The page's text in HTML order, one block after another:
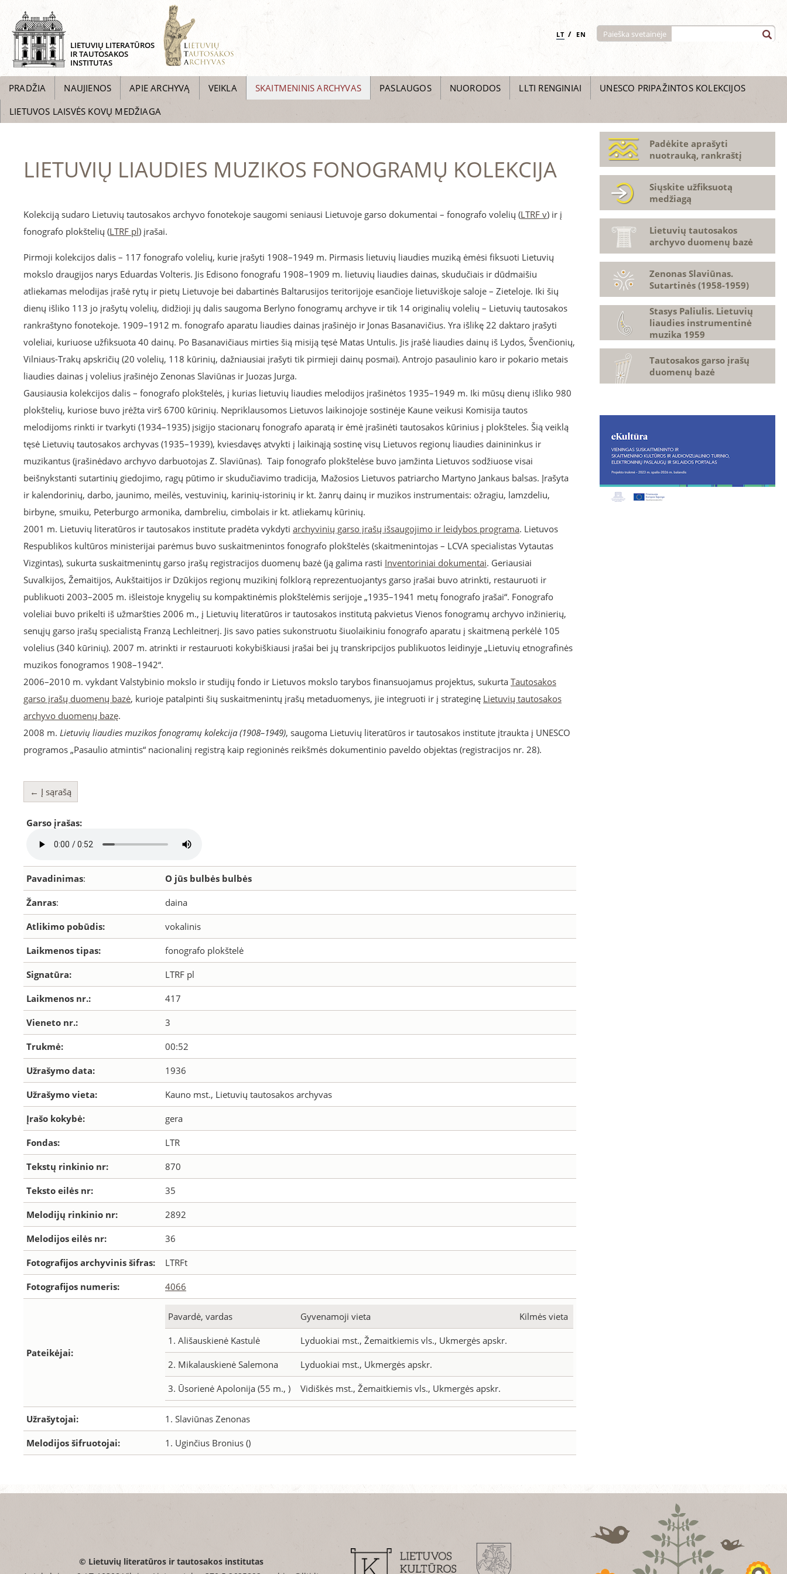
LIETUVIŲ LITERATŪROS
IR TAUTOSAKOS
INSTITUTAS
LT / EN Paieška svetainėje
PRADŽIA NAUJIENOS APIE ARCHYVĄ VEIKLA SKAITMENINIS ARCHYVAS PASLAUGOS NUORODOS LLTI RENGINIAI
UNESCO PRIPAŽINTOS KOLEKCIJOS
LIETUVOS LAISVĖS KOVŲ MEDŽIAGA
LIETUVIŲ LIAUDIES MUZIKOS FONOGRAMŲ KOLEKCIJA
Kolekciją sudaro Lietuvių tautosakos archyvo fonotekoje saugomi seniausi Lietuvoje garso dokumentai – fonografo volelių (LTRF v) ir į
fonografo plokštelių (LTRF pl) įrašai.
Pirmoji kolekcijos dalis – 117 fonografo volelių, kurie įrašyti 1908–1949 m. Pirmasis lietuvių liaudies muziką ėmėsi fiksuoti Lietuvių
mokslo draugijos narys Eduardas Volteris. Jis Edisono fonografu 1908–1909 m. lietuvių liaudies dainas, skudučiais ir dūdmaišiu
atliekamas melodijas įrašė rytų ir pietų Lietuvoje bei dabartinės Baltarusijos teritorijoje esančioje lietuviškoje saloje – Zieteloje. Iki šių
dienų išliko 113 jo įrašytų volelių, didžioji jų dalis saugoma Berlyno fonogramų archyve ir tik 14 originalių volelių – Lietuvių tautosakos
rankraštyno fonotekoje. 1909–1912 m. fonografo aparatu liaudies dainas įrašinėjo ir Jonas Basanavičius. Yra išlikę 22 daktaro įrašyti
voleliai, kuriuose užfiksuota 40 dainų. Po Basanavičiaus mirties šią misiją tęsė Matas Untulis. Jis įrašė liaudies dainų iš Lydos, Švenčionių,
Vilniaus-Trakų apskričių (20 volelių, 118 kūrinių, dažniausiai įrašyti tik pirmieji dainų posmai). Antrojo pasaulinio karo ir pokario metais
liaudies dainas į volelius įrašinėjo Zenonas Slaviūnas ir Juozas Jurga.
Gausiausia kolekcijos dalis – fonografo plokštelės, į kurias lietuvių liaudies melodijos įrašinėtos 1935–1949 m. Iki mūsų dienų išliko 980
plokštelių, kuriose buvo įrėžta virš 6700 kūrinių. Nepriklausomos Lietuvos laikinojoje sostinėje Kaune veikusi Komisija tautos
melodijoms rinkti ir tvarkyti (1934–1935) įsigijo stacionarų fonografo aparatą ir ėmė įrašinėti tautosakos kūrinius į plokšteles. Šią veiklą
tęsė Lietuvių tautosakos archyvas (1935–1939), kviesdavęs atvykti į laikinąją sostinę visų Lietuvos regionų liaudies dainininkus ir
muzikantus (įrašinėdavo archyvo darbuotojas Z. Slaviūnas). Taip fonografo plokštelėse buvo įamžinta Lietuvos sodžiuose visai
beišnykstanti sutartinių giedojimo, ragų pūtimo ir skudučiavimo tradicija, Mažosios Lietuvos patriarcho Martyno Jankaus balsas. Įrašyta
ir kalendorinių, darbo, jaunimo, meilės, vestuvinių, karinių-istorinių ir kt. žanrų dainų ir muzikos instrumentais: ožragiu, lamzdeliu,
birbyne, smuiku, Peterburgo armonika, dambreliu, cimbolais ir kt. atliekamų kūrinių.
2001 m. Lietuvių literatūros ir tautosakos institute pradėta vykdyti archyvinių garso įrašų išsaugojimo ir leidybos programa. Lietuvos
Respublikos kultūros ministerijai parėmus buvo suskaitmenintos fonografo plokštelės (skaitmenintojas – LCVA specialistas Vytautas
Vizgintas), sukurta suskaitmenintų garso įrašų registracijos duomenų bazė (ją galima rasti Inventoriniai dokumentai. Geriausiai
Suvalkijos, Žemaitijos, Aukštaitijos ir Dzūkijos regionų muzikinį folklorą reprezentuojantys garso įrašai buvo atrinkti, restauruoti ir
publikuoti 2003–2005 m. išleistoje knygelių su kompaktinėmis plokštelėmis serijoje „1935–1941 metų fonografo įrašai“. Fonografo
voleliai buvo prikelti iš užmaršties 2006 m., į Lietuvių literatūros ir tautosakos institutą pakvietus Vienos fonogramų archyvo inžinierių,
senųjų garso įrašų specialistą Franzą Lechleitnerį. Jis savo paties sukonstruotu šiuolaikiniu fonografo aparatu į skaitmeną perkėlė 105
volelius (340 kūrinių). 2007 m. atrinkti ir restauruoti kokybiškiausi įrašai bei jų transkripcijos publikuotos leidinyje „Lietuvių etnografinės
muzikos fonogramos 1908–1942“.
2006–2010 m. vykdant Valstybinio mokslo ir studijų fondo ir Lietuvos mokslo tarybos finansuojamus projektus, sukurta Tautosakos
garso įrašų duomenų bazė, kurioje patalpinti šių suskaitmenintų įrašų metaduomenys, jie integruoti ir į strateginę Lietuvių tautosakos
archyvo duomenų bazę.
2008 m. Lietuvių liaudies muzikos fonogramų kolekcija (1908–1949), saugoma Lietuvių literatūros ir tautosakos institute įtraukta į UNESCO
programos „Pasaulio atmintis“ nacionalinį registrą kaip regioninės reikšmės dokumentinio paveldo objektas (registracijos nr. 28).
← Į sąrašą
Garso įrašas:
Pavadinimas: O jūs bulbės bulbės
Žanras: daina
Atlikimo pobūdis: vokalinis
Laikmenos tipas: fonografo plokštelė
Signatūra: LTRF pl
Laikmenos nr.: 417
Vieneto nr.: 3
Trukmė: 00:52
Užrašymo data: 1936
Užrašymo vieta: Kauno mst., Lietuvių tautosakos archyvas
Įrašo kokybė: gera
Fondas: LTR
Tekstų rinkinio nr: 870
Teksto eilės nr: 35
Melodijų rinkinio nr: 2892
Melodijos eilės nr: 36
Fotografijos archyvinis šifras: LTRFt
Fotografijos numeris: 4066
Pateikėjai:
Pavardė, vardas Gyvenamoji vieta Kilmės vieta
1. Ališauskienė Kastulė Lyduokiai mst., Žemaitkiemis vls., Ukmergės apskr.
2. Mikalauskienė Salemona Lyduokiai mst., Ukmergės apskr.
3. Ūsorienė Apolonija (55 m., ) Vidiškės mst., Žemaitkiemis vls., Ukmergės apskr.
Užrašytojai: 1. Slaviūnas Zenonas
Melodijos šifruotojai: 1. Uginčius Bronius ()
Padėkite aprašyti
nuotrauką, rankraštį
Siųskite užfiksuotą
medžiagą
Lietuvių tautosakos
archyvo duomenų bazė
Zenonas Slaviūnas.
Sutartinės (1958-1959)
Stasys Paliulis. Lietuvių
liaudies instrumentinė
muzika 1959
Tautosakos garso įrašų
duomenų bazė
© Lietuvių literatūros ir tautosakos institutas